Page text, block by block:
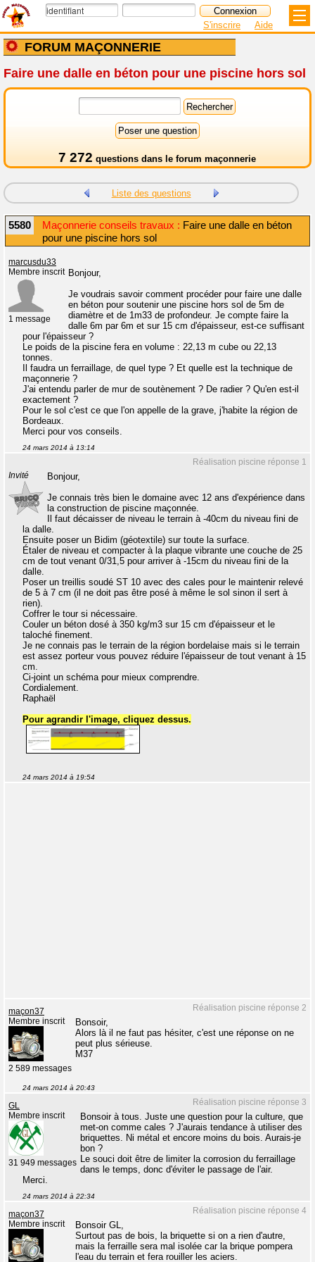
FORUM MAÇONNERIE
S'inscrire Aide
Faire une dalle en béton pour une piscine hors sol
7 272 questions dans le forum maçonnerie
Liste des questions
5580 Maçonnerie conseils travaux : Faire une dalle en béton
pour une piscine hors sol
marcusdu33
Membre inscrit
1 message
Bonjour,
Je voudrais savoir comment procéder pour faire une dalle
en béton pour soutenir une piscine hors sol de 5m de
diamètre et de 1m33 de profondeur. Je compte faire la
dalle 6m par 6m et sur 15 cm d'épaisseur, est-ce suffisant
pour l'épaisseur ?
Le poids de la piscine fera en volume : 22,13 m cube ou 22,13
tonnes.
Il faudra un ferraillage, de quel type ? Et quelle est la technique de
maçonnerie ?
J'ai entendu parler de mur de soutènement ? De radier ? Qu'en est-il
exactement ?
Pour le sol c'est ce que l'on appelle de la grave, j'habite la région de
Bordeaux.
Merci pour vos conseils.
24 mars 2014 à 13:14
Réalisation piscine réponse 1
Invité
Bonjour,
Je connais très bien le domaine avec 12 ans d'expérience dans
la construction de piscine maçonnée.
Il faut décaisser de niveau le terrain à -40cm du niveau fini de
la dalle.
Ensuite poser un Bidim (géotextile) sur toute la surface.
Étaler de niveau et compacter à la plaque vibrante une couche de 25
cm de tout venant 0/31,5 pour arriver à -15cm du niveau fini de la
dalle.
Poser un treillis soudé ST 10 avec des cales pour le maintenir relevé
de 5 à 7 cm (il ne doit pas être posé à même le sol sinon il sert à
rien).
Coffrer le tour si nécessaire.
Couler un béton dosé à 350 kg/m3 sur 15 cm d'épaisseur et le
taloché finement.
Je ne connais pas le terrain de la région bordelaise mais si le terrain
est assez porteur vous pouvez réduire l'épaisseur de tout venant à 15
cm.
Ci-joint un schéma pour mieux comprendre.
Cordialement.
Raphaël
Pour agrandir l'image, cliquez dessus.
24 mars 2014 à 19:54
Réalisation piscine réponse 2
maçon37
Membre inscrit
2 589 messages
Bonsoir,
Alors là il ne faut pas hésiter, c'est une réponse on ne
peut plus sérieuse.
M37
24 mars 2014 à 20:43
Réalisation piscine réponse 3
GL
Membre inscrit
31 949 messages
Bonsoir à tous. Juste une question pour la culture, que
met-on comme cales ? J'aurais tendance à utiliser des
briquettes. Ni métal et encore moins du bois. Aurais-je
bon ?
Le souci doit être de limiter la corrosion du ferraillage
dans le temps, donc d'éviter le passage de l'air.
Merci.
24 mars 2014 à 22:34
Réalisation piscine réponse 4
maçon37
Membre inscrit
Bonsoir GL,
Surtout pas de bois, la briquette si on a rien d'autre,
mais la ferraille sera mal isolée car la brique pompera
l'eau du terrain et fera rouiller les aciers.